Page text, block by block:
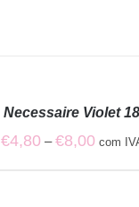
Necessaire Violet 18
€4,80 – €8,00Price
com